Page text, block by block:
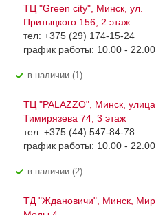
ТЦ "Green city", Минск, ул.
Притыцкого 156, 2 этаж
тел: +375 (29) 174-15-24
график работы: 10.00 - 22.00
В наличии (1)
ТЦ "PALAZZO", Минск, улица
Тимирязева 74, 3 этаж
тел: +375 (44) 547-84-78
график работы: 10.00 - 22.00
В наличии (2)
ТД "Ждановичи", Минск, Мир